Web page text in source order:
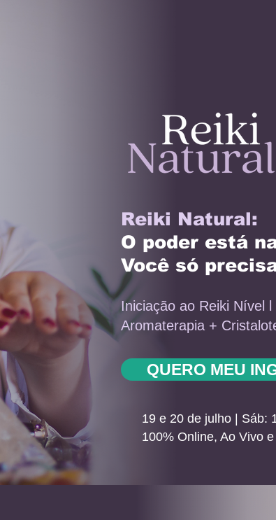
Reiki Natural:
O poder está
Você só
Iniciação ao Reiki Nível l
Aromaterapia +
QUERO MEU
19 e 20 de julho | Sáb:
100% Online, Ao Vivo